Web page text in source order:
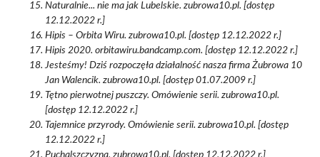
Naturalnie... nie ma jak Lubelskie. zubrowa10.pl. [dostęp
12.12.2022 r.]
Hipis – Orbita Wiru. zubrowa10.pl. [dostęp 12.12.2022 r.]
Hipis 2020. orbitawiru.bandcamp.com. [dostęp 12.12.2022 r.]
Jesteśmy! Dziś rozpoczęła działalność nasza firma Żubrowa 10
Jan Walencik. zubrowa10.pl. [dostęp 01.07.2009 r.]
Tętno pierwotnej puszczy. Omówienie serii. zubrowa10.pl.
[dostęp 12.12.2022 r.]
Tajemnice przyrody. Omówienie serii. zubrowa10.pl. [dostęp
12.12.2022 r.]
Puchalszczyzna. zubrowa10.pl. [dostęp 12.12.2022 r.]